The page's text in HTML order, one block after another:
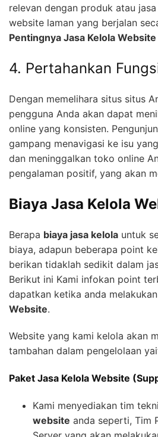
relevan dengan produk atau
website laman yang berjalan
Pentingnya Jasa Kelola
4. Pertahankan
Dengan memelihara situs situs
pengguna Anda akan dapat
online yang konsisten.
gampang menavigasi ke isu
dan meninggalkan toko online
pengalaman positif, yang akan
Biaya Jasa Kelola
Berapa biaya jasa kelola untuk
biaya, adapun beberapa point
berikan tidaklah sedikit dalam
Berikut ini Kami infokan point
dapatkan ketika anda
Website.
Website yang kami kelola akan
tambahan dalam pengelolaan
Paket Jasa Kelola Website
Kami menyediakan tim
website anda seperti, Tim